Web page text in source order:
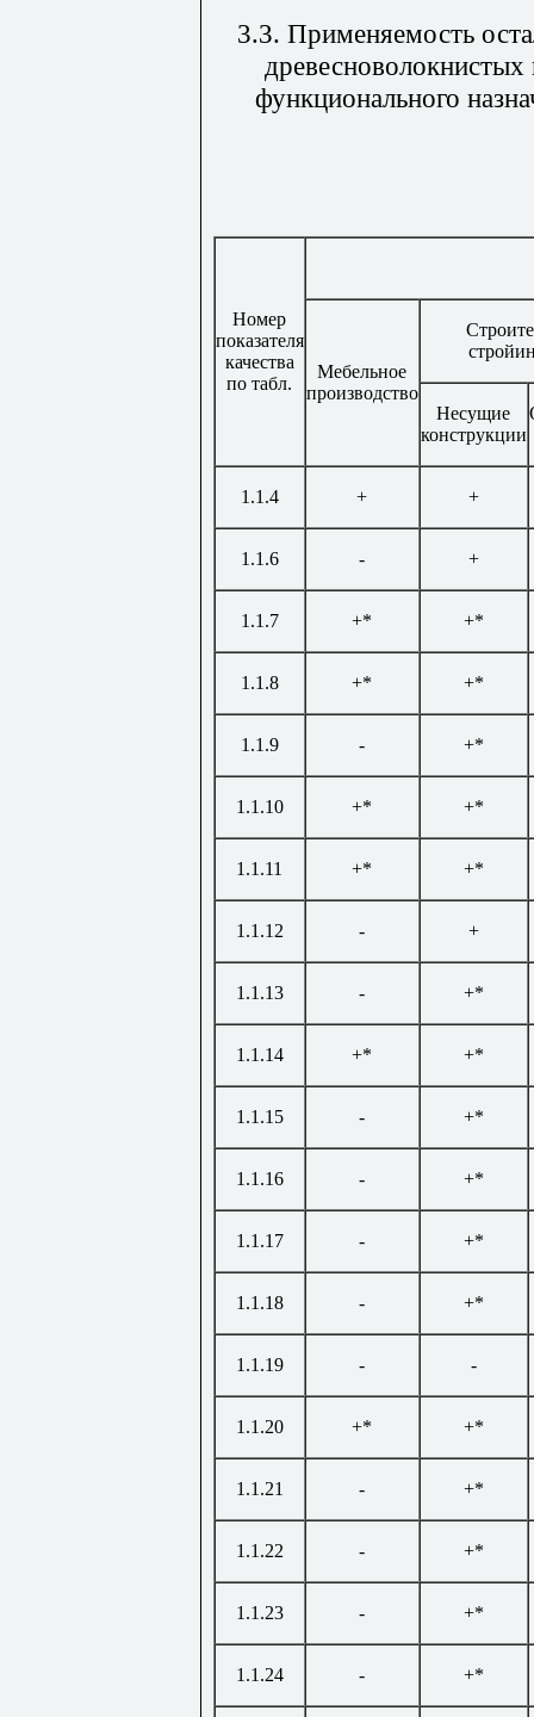
3.3. Применяемость
функционального
Номер
показателя
качества
по табл.
Мебельное
производство
Несущие
конструкции
1.1.4 + +
1.1.6 - +
1.1.7 +* +*
1.1.8 +* +*
1.1.9 - +*
1.1.10 +* +*
1.1.11 +* +*
1.1.12 - +
1.1.13 - +*
1.1.14 +* +*
1.1.15 - +*
1.1.16 - +*
1.1.17 - +*
1.1.18 - +*
1.1.19 - -
1.1.20 +* +*
1.1.21 - +*
1.1.22 - +*
1.1.23 - +*
1.1.24 - +*